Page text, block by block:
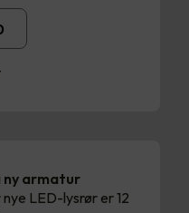
armatur
LED-lysrør er 12